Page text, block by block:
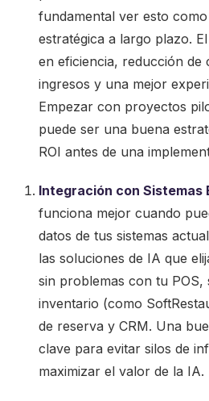
fundamental ver esto
estratégica a largo plazo.
en eficiencia, reducción de
ingresos y una mejor
Empezar con proyectos
puede ser una buena
ROI antes de una
Integración con Sistemas
funciona mejor cuando
datos de tus sistemas
las soluciones de IA que
sin problemas con tu POS,
inventario (como
de reserva y CRM. Una
clave para evitar silos de
maximizar el valor de la IA.